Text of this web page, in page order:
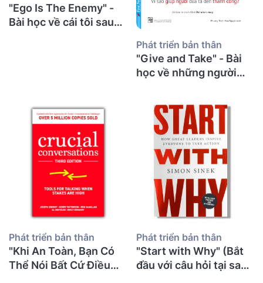
"Ego Is The Enemy" -
Bài học về cái tôi sau
Phát triển bản thân
"Give and Take" - Bài
học về những người
Phát triển bản thân
"Khi An Toàn, Bạn Có
Thể Nói Bất Cứ Điều
Phát triển bản thân
"Start with Why" (Bắt
đầu với câu hỏi tại sao)